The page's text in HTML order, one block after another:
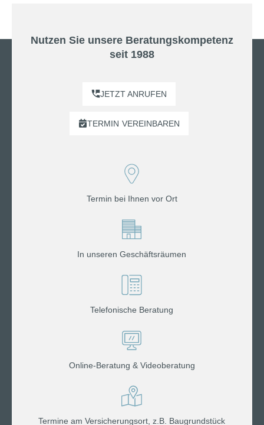
Nutzen Sie unsere Beratungskompetenz
seit 1988
JETZT ANRUFEN
TERMIN VEREINBAREN
Termin bei Ihnen vor Ort
In unseren Geschäftsräumen
Telefonische Beratung
Online-Beratung & Videoberatung
Termine am Versicherungsort, z.B. Baugrundstück